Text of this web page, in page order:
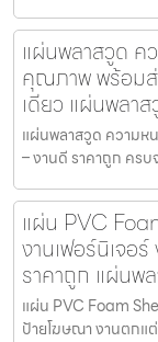
แผ่นพลาสวูด ค
คุณภาพ พร้อมส่
เดียว แผ่นพลา
แผ่นพลาสวูด ความห
– งานดี ราคาถูก คร
แผ่น PVC
งานเฟอร์นิเจอ
ราคาถูก แผ่นพ
แผ่น PVC Foam
ป้ายโฆษณา งานตกแ